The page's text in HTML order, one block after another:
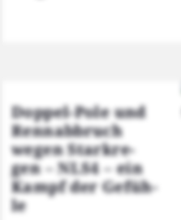
Dop­pel-Pole und
Renn­ab­bruch
wegen Stark­re­
gen – NLS4 – ein
Kampf der Gefüh­
le